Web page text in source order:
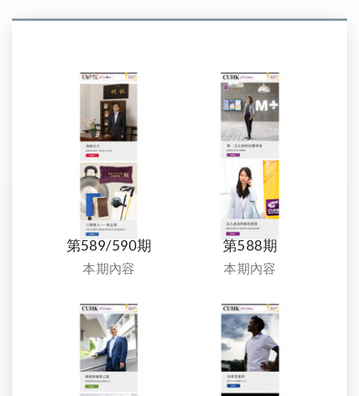
第589/590期
本期內容
第588期
本期內容